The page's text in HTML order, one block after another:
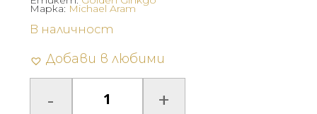
В наличност
Добави в любими
Марка: Michael Aram